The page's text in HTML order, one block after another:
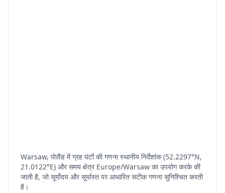
Warsaw, पोलैंड में ग्रह घंटों की गणना स्थानीय निर्देशांक (52.2297°N,
21.0122°E) और समय क्षेत्र Europe/Warsaw का उपयोग करके की
जाती है, जो सूर्योदय और सूर्यास्त पर आधारित सटीक गणना सुनिश्चित करती
है।